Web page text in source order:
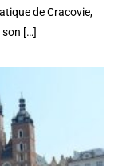
de Cracovie,
son […]